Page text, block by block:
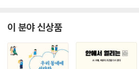
이 분야 신상품